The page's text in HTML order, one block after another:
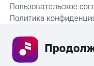
Пользовательское
Политика